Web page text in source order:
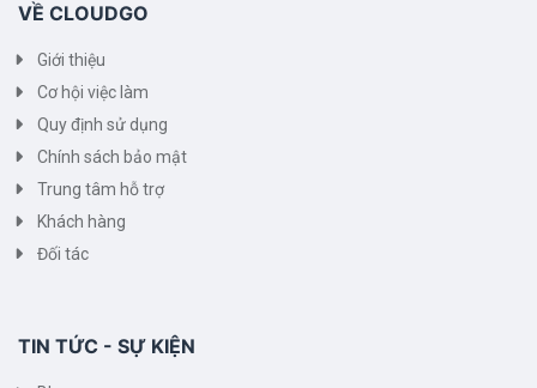
VỀ CLOUDGO
Giới thiệu
Cơ hội việc làm
Quy định sử dụng
Chính sách bảo mật
Trung tâm hỗ trợ
Khách hàng
Đối tác
TIN TỨC - SỰ KIỆN